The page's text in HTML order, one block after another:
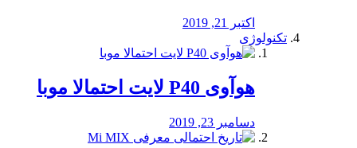
اکتبر 21, 2019
تکنولوژی
هوآوی P40 لایت احتمالا موبا
دسامبر 23, 2019